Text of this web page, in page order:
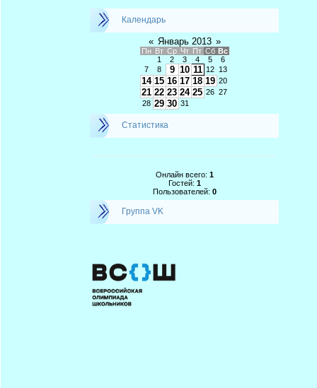
Календарь
« Январь 2013 »
Пн Вт Ср Чт Пт Сб Вс
1
2 3 4 5
6
7
8 9 10 11 12 13
14 15 16 17 18 19 20
21 22 23 24 25 26 27
28 29 30 31
Статистика
Онлайн всего: 1
Гостей: 1
Пользователей: 0
Группа VK